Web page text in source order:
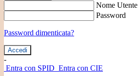
Nome Utente
Password
Password dimenticata?
-
Entra con SPID Entra con CIE